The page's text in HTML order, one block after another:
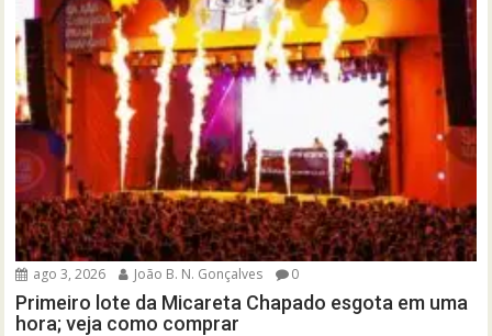
ago 3, 2026 João B. N. Gonçalves 0
Primeiro lote da Micareta Chapado esgota em uma
hora; veja como comprar